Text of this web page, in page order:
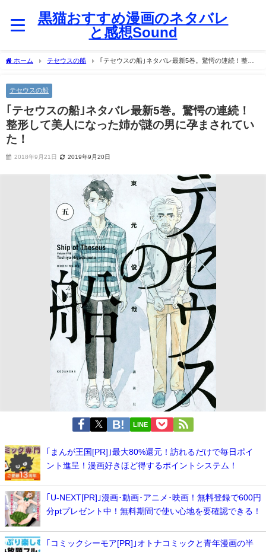
黒猫おすすめ漫画のネタバレ
と感想Sound
ホーム テセウスの船
｢テセウスの船｣ネタバレ最新5巻。驚愕の連続！整形
テセウスの船
｢テセウスの船｣ネタバレ最新5巻。驚愕の連続！
整形して美人になった姉が謎の男に孕まされてい
た！
2018年9月21日 2019年9月20日
LINE
｢まんが王国[PR]｣最大80%還元！訪れるだけで毎日ポイ
ント進呈！漫画好きほど得するポイントシステム！
｢U-NEXT[PR]｣漫画･動画･アニメ･映画！無料登録で600円
分ptプレゼント中！無料期間で使い心地を要確認できる！
｢コミックシーモア[PR]｣オトナコミックと青年漫画の半